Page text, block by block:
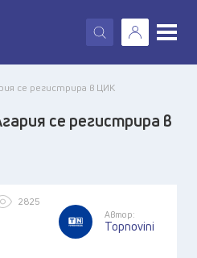
X
се регистрира в ЦИК
се регистрира в
2825
Автор:
Topnovini